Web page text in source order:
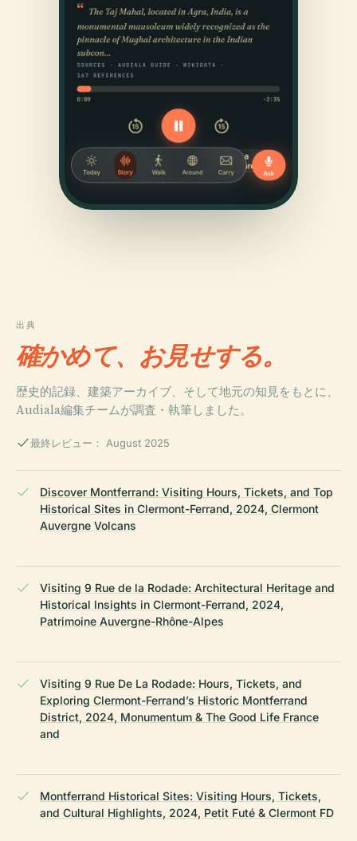
出典
確かめて、お見せする。
歴史的記録、建築アーカイブ、そして地元の知見をもとに、
Audiala編集チームが調査・執筆しました。
最終レビュー： August 2025
Discover Montferrand: Visiting Hours, Tickets, and Top
Historical Sites in Clermont-Ferrand, 2024, Clermont
Auvergne Volcans
Visiting 9 Rue de la Rodade: Architectural Heritage and
Historical Insights in Clermont-Ferrand, 2024,
Patrimoine Auvergne-Rhône-Alpes
Visiting 9 Rue De La Rodade: Hours, Tickets, and
Exploring Clermont-Ferrand’s Historic Montferrand
District, 2024, Monumentum & The Good Life France
and
Montferrand Historical Sites: Visiting Hours, Tickets,
and Cultural Highlights, 2024, Petit Futé & Clermont FD